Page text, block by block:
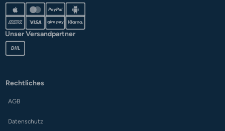
Unser Versandpartner
Rechtliches
AGB
Datenschutz